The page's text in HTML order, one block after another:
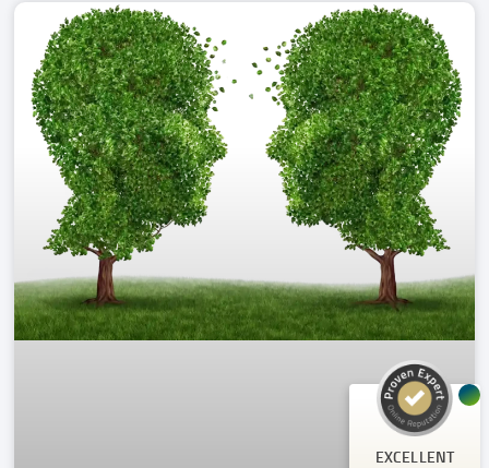
EXCELLENT
Customer reviews and experiences for
A.C.T. GmbH
100
%
Recommended on
ProvenExpert.com
EXCELLENT
24
Reviews on
ProvenExpert.com